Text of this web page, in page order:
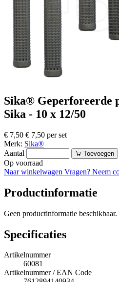
Sika® Geperforeerde
Sika - 10 x 12/50
€ 7,50 € 7,50 per set
Merk: Sika®
Aantal
Toevoegen
Op voorraad
Naar winkelwagen Vragen? Neem
Productinformatie
Geen productinformatie beschikbaar.
Specificaties
Artikelnummer
60081
Artikelnummer / EAN Code